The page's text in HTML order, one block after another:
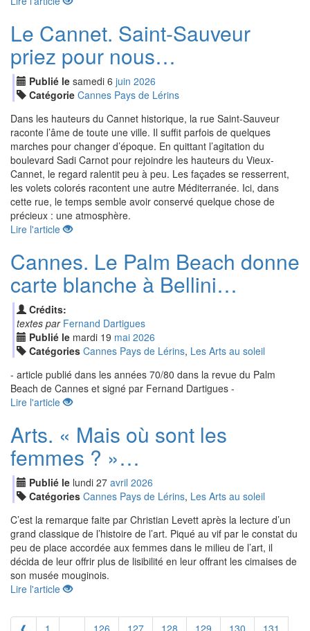
Le Cannet. Saint-Sauveur
priez pour nous…
Publié le samedi 6 juin 2026
Catégorie Cannes Pays de Lérins
Dans les hauteurs du Cannet historique, la rue Saint-Sauveur
raconte l’âme de toute une ville. Il suffit parfois de quelques
marches pour changer d’époque. En quittant l’agitation du
boulevard Sadi Carnot pour rejoindre les hauteurs du Vieux-
Cannet, le regard ralentit peu à peu. Les façades se resserrent,
les volets colorés racontent une autre Méditerranée. Ici, dans
cette rue, le temps semble avoir conservé quelque chose de
précieux : une atmosphère.
Lire l'article
Cannes. Le Palm Beach donne
carte blanche à Bellini…
Crédits:
textes par Fernand Dartigues
Publié le mardi 19 mai 2026
Catégories Cannes Pays de Lérins, Les Arts au soleil
- article publié dans les années 70/80 dans la revue du Palm
Beach de Cannes et signé par Fernand Dartigues -
Lire l'article
Arts. « Mais où sont les
femmes ? »…
Publié le lundi 27 avril 2026
Catégories Cannes Pays de Lérins, Les Arts au soleil
C’est la remarque faite par Christian Levett après la lecture d’un
grand classique de l’histoire de l’art. Piqué au vif par le constat du
peu de place accordée aux femmes dans le milieu de l’art, il
décida de leur offrir plus de lisibilité en leur offrant les cimaises de
son musée mouginois.
Lire l'article
❰ 1 126 127 128 129 130 131